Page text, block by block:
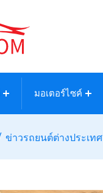
มอเตอร์ไซค์
ข่าวรถยนต์ต่างประเทศ